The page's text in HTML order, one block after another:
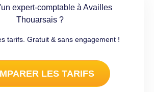
expert-comptable à Availles
Thouarsais ?
tarifs. Gratuit & sans engagement !
LES TARIFS